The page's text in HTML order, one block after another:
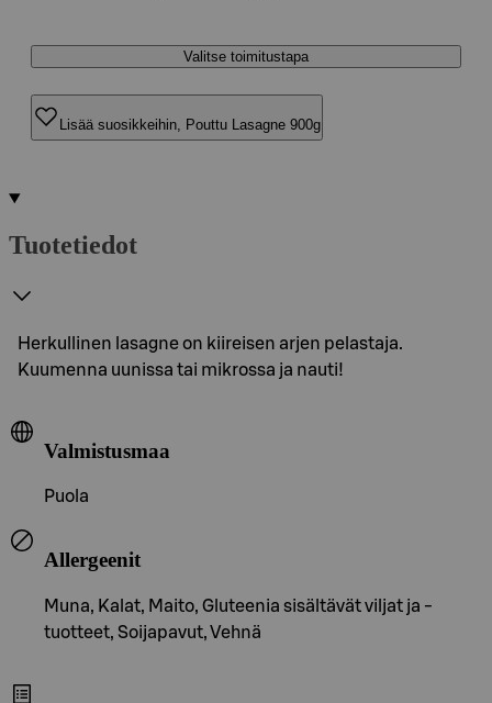
Valitse toimitustapa
Lisää suosikkeihin, Pouttu Lasagne 900g
Tuotetiedot
Herkullinen lasagne on kiireisen arjen pelastaja.
Kuumenna uunissa tai mikrossa ja nauti!
Valmistusmaa
Puola
Allergeenit
Muna, Kalat, Maito, Gluteenia sisältävät viljat ja -
tuotteet, Soijapavut, Vehnä